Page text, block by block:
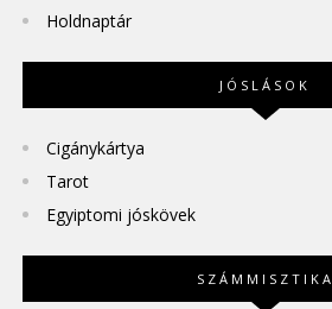
Holdnaptár
JÓSLÁSOK
Cigánykártya
Tarot
Egyiptomi jóskövek
SZÁMMISZTIKA